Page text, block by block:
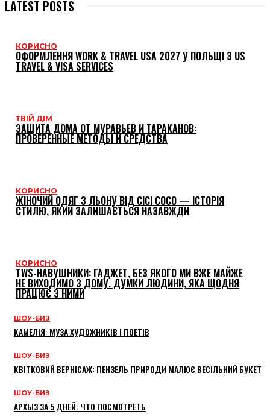
LATEST POSTS
КОРИСНО
ОФОРМЛЕННЯ WORK & TRAVEL USA 2027 У ПОЛЬЩІ З US
TRAVEL & VISA SERVICES
ТВІЙ ДІМ
ЗАЩИТА ДОМА ОТ МУРАВЬЕВ И ТАРАКАНОВ:
ПРОВЕРЕННЫЕ МЕТОДЫ И СРЕДСТВА
КОРИСНО
ЖІНОЧИЙ ОДЯГ З ЛЬОНУ ВІД CICI COCO — ІСТОРІЯ
СТИЛЮ, ЯКИЙ ЗАЛИШАЄТЬСЯ НАЗАВЖДИ
КОРИСНО
TWS-НАВУШНИКИ: ГАДЖЕТ, БЕЗ ЯКОГО МИ ВЖЕ МАЙЖЕ
НЕ ВИХОДИМО З ДОМУ. ДУМКИ ЛЮДИНИ, ЯКА ЩОДНЯ
ПРАЦЮЄ З НИМИ
ШОУ-БИЗ
КАМЕЛІЯ: МУЗА ХУДОЖНИКІВ І ПОЕТІВ
ШОУ-БИЗ
КВІТКОВИЙ ВЕРНІСАЖ: ПЕНЗЕЛЬ ПРИРОДИ МАЛЮЄ ВЕСІЛЬНИЙ БУКЕТ
ШОУ-БИЗ
АРХЫЗ ЗА 5 ДНЕЙ: ЧТО ПОСМОТРЕТЬ